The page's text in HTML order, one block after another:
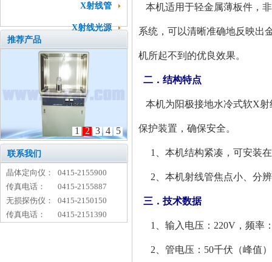
X射线管
X射线光源
推荐产品
1 2 3 4 5
联系我们
晶体定向仪：
0415-2155900
传真电话：
0415-2155887
无损探伤仪：
0415-2150150
传真电话：
0415-2151390
本机适用于轻金属薄板件，
系统，可以清晰准确地反映出
机所起不到的优良效果。
二．结构特点
本机为阳极接地水冷式软X
保护装置，确保安全。
1、本机结构紧凑，可安装
2、本机射线管焦点小、分
三．技术数据
1、输入电压：220V，频率
2、管电压：50千伏（峰值）